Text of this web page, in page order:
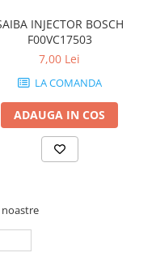
INJECTOR BOSCH
F00VC17503
7,00 Lei
LA COMANDA
ADAUGA IN COS